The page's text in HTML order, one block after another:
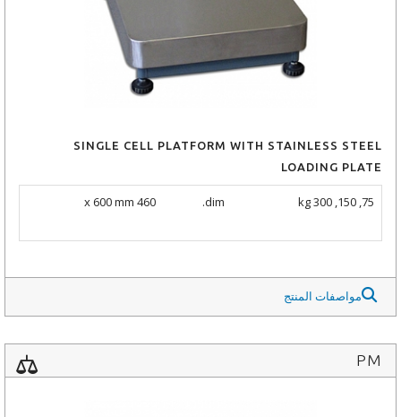
SINGLE CELL PLATFORM WITH STAINLESS STEEL
LOADING PLATE
75, 150, 300 kg
dim.
460 x 600 mm
مواصفات المنتج
PM